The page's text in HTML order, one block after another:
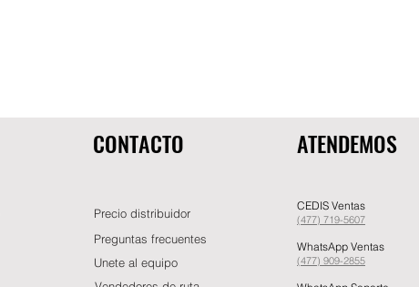
CONTACTO
Precio distribuidor
Preguntas frecuentes
Unete al equipo
ATENDEMOS
CEDIS Ventas
(477) 719-5607
WhatsApp Ventas
(477) 909-2855